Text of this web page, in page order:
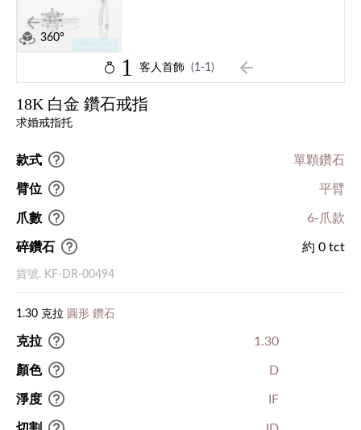
360°
1 客人首飾 (1-1)
18K 白金 鑽石戒指
求婚戒指托
款式 單顆鑽石
臂位 平臂
爪數 6-爪款
碎鑽石 約 0 tct
貨號. KF-DR-00494
1.30 克拉 圓形 鑽石
克拉 1.30
顏色 D
淨度 IF